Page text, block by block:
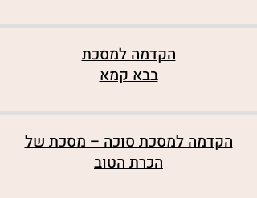
הקדמה למסכת
בבא קמא
הקדמה למסכת סוכה – מסכת של
הכרת הטוב